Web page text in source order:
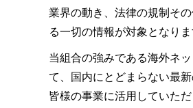
業界の動き、法律の規制そ
る一切の情報が対象となりま
当組合の強みである海外ネ
て、国内にとどまらない最
皆様の事業に活用していた